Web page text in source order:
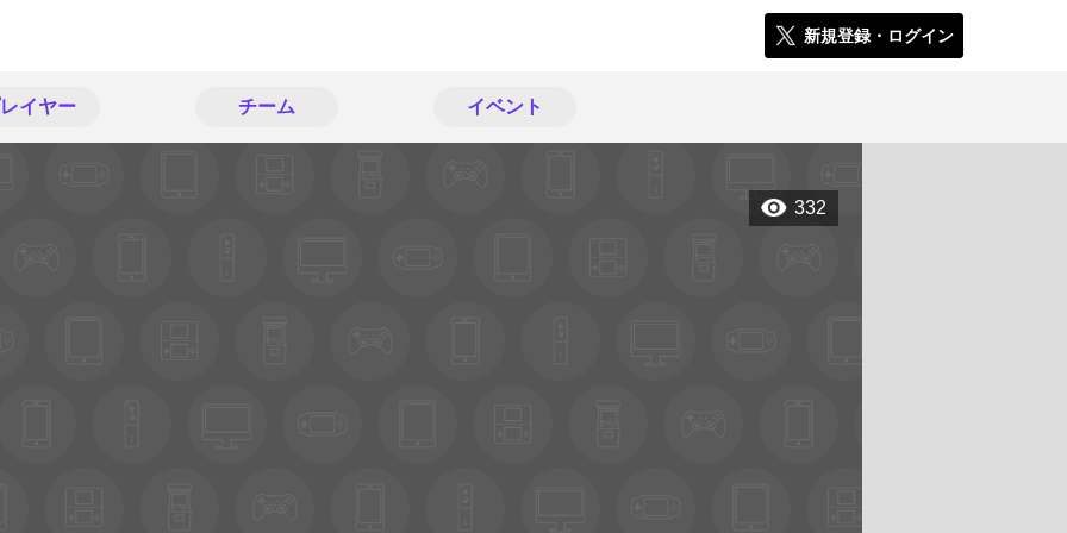
新規登録・ログイン
イヤー チーム イベント
332